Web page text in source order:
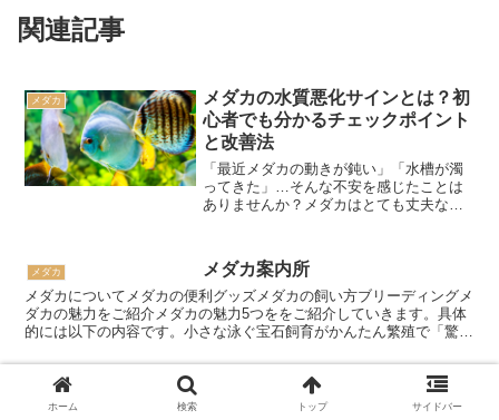
関連記事
メダカ
メダカの水質悪化サインとは？初
心者でも分かるチェックポイント
と改善法
「最近メダカの動きが鈍い」「水槽が濁
ってきた」…そんな不安を感じたことは
ありませんか？メダカはとても丈夫な魚
のサインを初心者でも分かりやすく解説
し、改善方法や予防のコツ...
メダカ メダカ案内所
メダカについてメダカの便利グッズメダカの飼い方ブリーディングメ
ダカの魅力をご紹介メダカの魅力5つををご紹介していきます。具体
的には以下の内容です。小さな泳ぐ宝石飼育がかんたん繁殖で「驚
メダカとヤマトヌマエビは一緒に
ホーム 検索 トップ サイドバー